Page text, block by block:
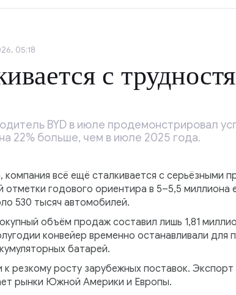
05:18
с
BYD в июле продемонстрировал
22% больше, чем в июле 2025 года.
всё ещё сталкивается с серьёзными
отметки годового ориентира в 5–5,5
530 тысяч автомобилей.
объём продаж составил лишь 1,81
конвейер временно останавливали для
батарей.
резкому росту зарубежных поставок. Экспорт
рынки Южной Америки и Европы.